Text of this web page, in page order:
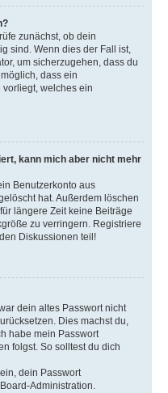
zunächst, ob dein
sind. Wenn dies der Fall ist,
um sicherzugehen, dass du
dass ein
vorliegt, welches ein
kann mich aber nicht mehr
Benutzerkonto aus
hat. Außerdem löschen
längere Zeit keine Beiträge
zu verringern. Registriere
Diskussionen teil!
dein altes Passwort nicht
Dies machst du,
habe mein Passwort
folgst. So solltest du dich
dein Passwort
Administration.